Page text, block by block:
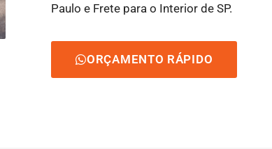
Paulo e Frete para o Interior de SP.
ORÇAMENTO RÁPIDO